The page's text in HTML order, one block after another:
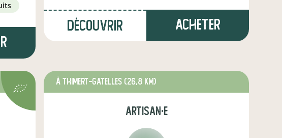
Découvrir Acheter
à THIMERT-GATELLES (26,8 km)
artisan·e